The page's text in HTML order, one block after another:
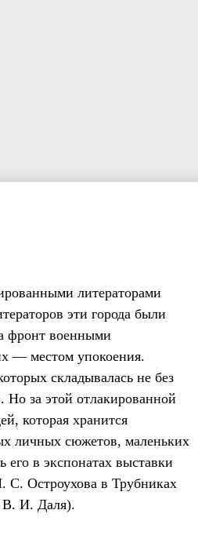
литераторами
эти города были
фронт военными
— местом упокоения.
складывалась не без
Но за этой отлакированной
которая хранится
личных сюжетов, маленьких
его в экспонатах выставки
С. Остроухова в Трубниках
В. И. Даля).